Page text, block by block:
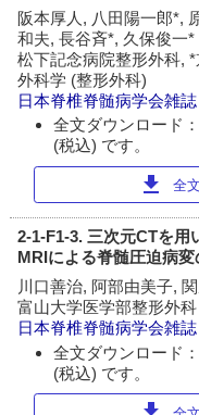
阪本厚人, 八田陽一郎*,
和夫, 長谷斉*, 久保俊一*
松下記念病院整形外科,
外科学 (整形外科)
日本脊椎脊髄病学会雑誌
全文ダウンロード
(税込) です。
download 全
2-1-F1-3. 三次元CTを用
MRIによる脊髄圧迫病
川口善治, 阿部由美子,
富山大学医学部整形外科
日本脊椎脊髄病学会雑誌
全文ダウンロード
(税込) です。